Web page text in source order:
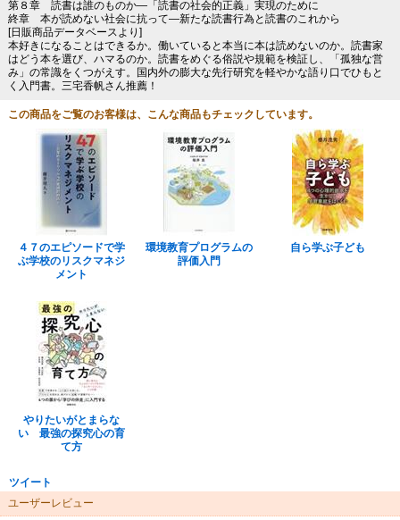
第８章 読書は誰のものか―「読書の社会的正義」実現のために
終章 本が読めない社会に抗って―新たな読書行為と読書のこれから
[日販商品データベースより]
本好きになることはできるか。働いていると本当に本は読めないのか。読書家
はどう本を選び、ハマるのか。読書をめぐる俗説や規範を検証し、「孤独な営
み」の常識をくつがえす。国内外の膨大な先行研究を軽やかな語り口でひもと
く入門書。三宅香帆さん推薦！
この商品をご覧のお客様は、こんな商品もチェックしています。
４７のエピソードで学
ぶ学校のリスクマネジ
メント
環境教育プログラムの
評価入門
自ら学ぶ子ども
やりたいがとまらな
い 最強の探究心の育
て方
ツイート
ユーザーレビュー